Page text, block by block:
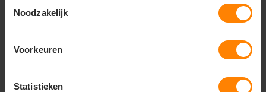
Noodzakelijk
Voorkeuren
Statistieken
Ankara men t-shirt 190 g/m2